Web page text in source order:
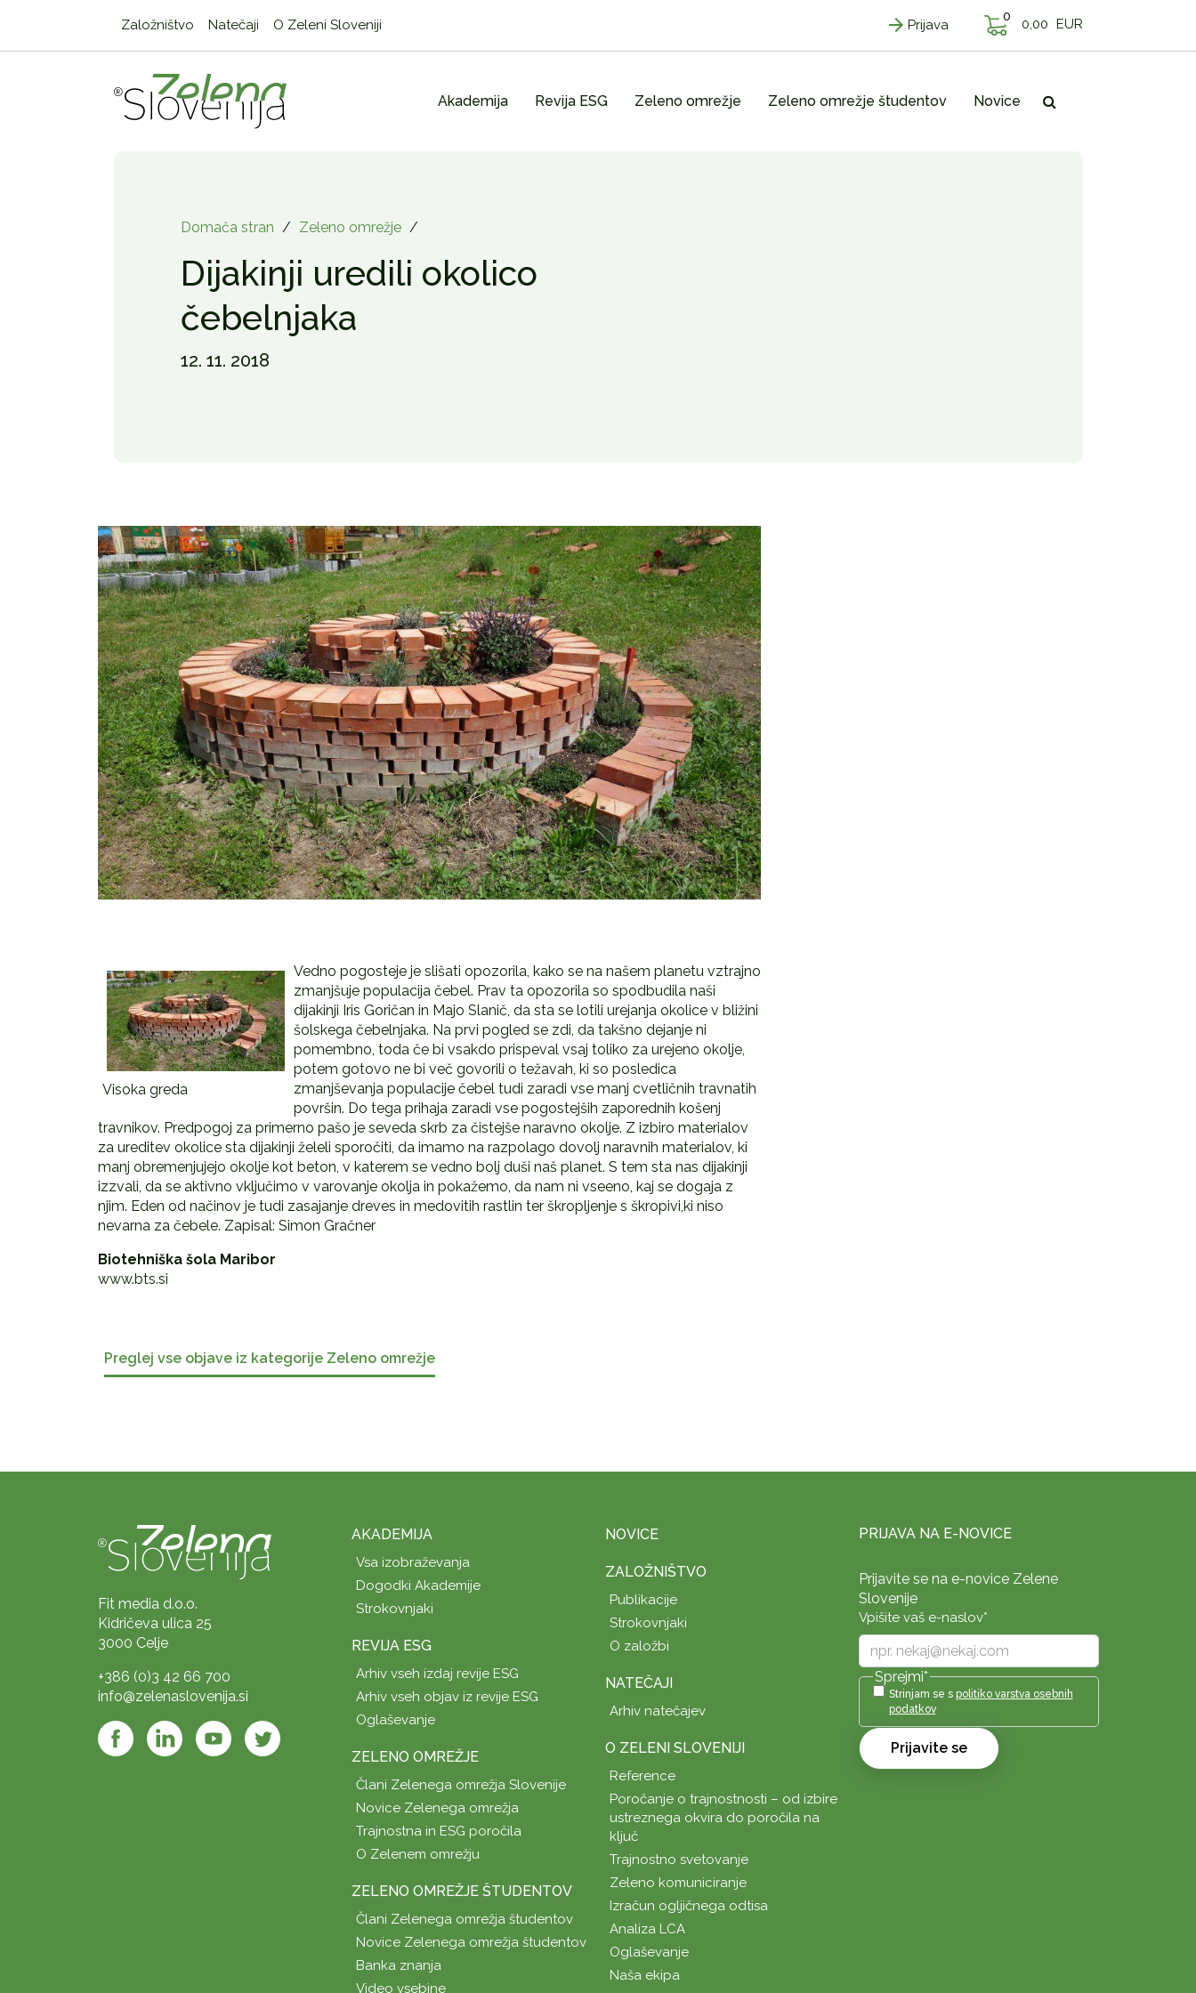
Založništvo Natečaji O Zeleni Sloveniji Prijava
0 0,00 EUR
Akademija Revija ESG Zeleno omrežje Zeleno omrežje študentov Novice
Domača stran / Zeleno omrežje /
Dijakinji uredili okolico
čebelnjaka
12. 11. 2018
Visoka greda
Vedno pogosteje je slišati opozorila, kako se na našem planetu vztrajno
zmanjšuje populacija čebel. Prav ta opozorila so spodbudila naši
dijakinji Iris Goričan in Majo Slanič, da sta se lotili urejanja okolice v bližini
šolskega čebelnjaka. Na prvi pogled se zdi, da takšno dejanje ni
pomembno, toda če bi vsakdo prispeval vsaj toliko za urejeno okolje,
potem gotovo ne bi več govorili o težavah, ki so posledica
zmanjševanja populacije čebel tudi zaradi vse manj cvetličnih travnatih
površin. Do tega prihaja zaradi vse pogostejših zaporednih košenj
travnikov. Predpogoj za primerno pašo je seveda skrb za čistejše naravno okolje. Z izbiro materialov
za ureditev okolice sta dijakinji želeli sporočiti, da imamo na razpolago dovolj naravnih materialov, ki
manj obremenjujejo okolje kot beton, v katerem se vedno bolj duši naš planet. S tem sta nas dijakinji
izzvali, da se aktivno vključimo v varovanje okolja in pokažemo, da nam ni vseeno, kaj se dogaja z
njim. Eden od načinov je tudi zasajanje dreves in medovitih rastlin ter škropljenje s škropivi,ki niso
nevarna za čebele. Zapisal: Simon Gračner
Biotehniška šola Maribor
www.bts.si
Preglej vse objave iz kategorije Zeleno omrežje
Fit media d.o.o.
Kidričeva ulica 25
3000 Celje
+386 (0)3 42 66 700
info@zelenaslovenija.si
AKADEMIJA
Vsa izobraževanja
Dogodki Akademije
Strokovnjaki
REVIJA ESG
Arhiv vseh izdaj revije ESG
Arhiv vseh objav iz revije ESG
Oglaševanje
ZELENO OMREŽJE
Člani Zelenega omrežja Slovenije
Novice Zelenega omrežja
Trajnostna in ESG poročila
O Zelenem omrežju
ZELENO OMREŽJE ŠTUDENTOV
Člani Zelenega omrežja študentov
Novice Zelenega omrežja študentov
Banka znanja
Video vsebine
NOVICE
ZALOŽNIŠTVO
Publikacije
Strokovnjaki
O založbi
NATEČAJI
Arhiv natečajev
O ZELENI SLOVENIJI
Reference
Poročanje o trajnostnosti – od izbire
ustreznega okvira do poročila na
ključ
Trajnostno svetovanje
Zeleno komuniciranje
Izračun ogljičnega odtisa
Analiza LCA
Oglaševanje
Naša ekipa
PRIJAVA NA E-NOVICE
Prijavite se na e-novice Zelene
Slovenije
Vpišite vaš e-naslov*
Sprejmi*
Strinjam se s politiko varstva osebnih
podatkov
Prijavite se